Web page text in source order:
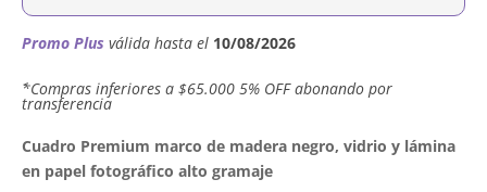
Promo Plus válida hasta el 10/08/2026
´*Compras inferiores a $65.000 5% OFF abonando por
transferencia
Cuadro Premium marco de madera negro, vidrio y lámina
en papel fotográfico alto gramaje